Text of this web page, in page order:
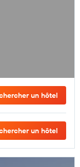
un hôtel
un hôtel